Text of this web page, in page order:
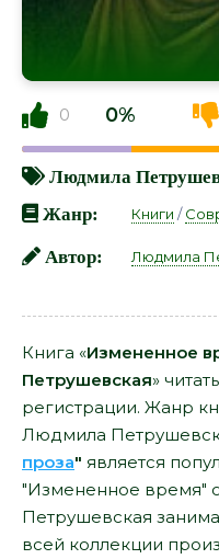
0 0%
Людмила
Жанр:
Книги /
Автор: Людмила
Книга «Измененное
Петрушевская»
регистрации. Жанр
Людмила
проза" является
"Измененное время"
Петрушевская
всей коллекции